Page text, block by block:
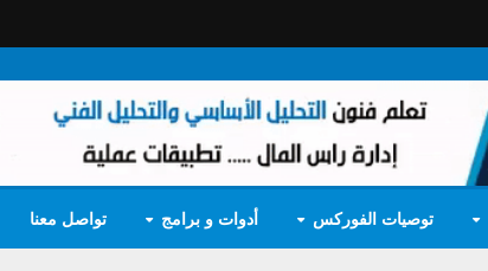
توصيات الفوركس أدوات و برامج تواصل معنا